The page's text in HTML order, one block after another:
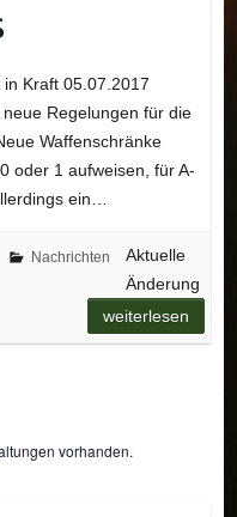
Kraft 05.07.2017
Regelungen für die
Waffenschränke
oder 1 aufweisen, für A-
ein…
Nachrichten
Aktuelle
Änderung
weiterlesen
vorhanden.